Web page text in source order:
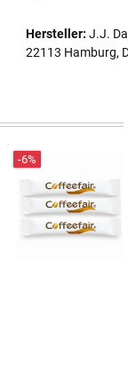
Hersteller: J.J.
22113 Hamburg,
-6%